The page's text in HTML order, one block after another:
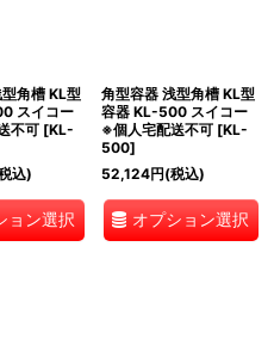
角槽 KL型
スイコー
不可 [KL-
込)
ョン選択
角型容器 浅型角槽 KL型
容器 KL-500 スイコー
※個人宅配送不可 [KL-
500]
52,124円(税込)
オプション選択